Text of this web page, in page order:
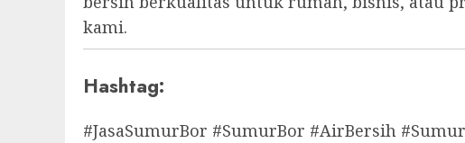
kami.
Hashtag:
#JasaSumurBor #SumurBor #AirBersih